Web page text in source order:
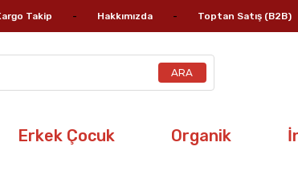
Takip Hakkımızda Toptan Satış (B2B)
Erkek Çocuk Organik